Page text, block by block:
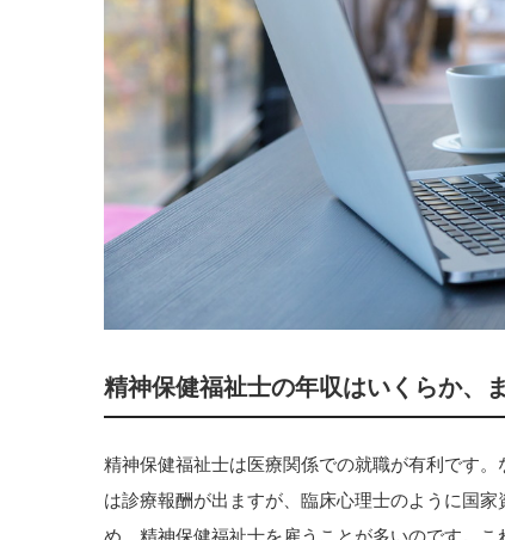
精神保健福祉士の年収はいくらか、
精神保健福祉士は医療関係での就職が有利です
は診療報酬が出ますが、臨床心理士のように国
め、精神保健福祉士を雇うことが多いのです。